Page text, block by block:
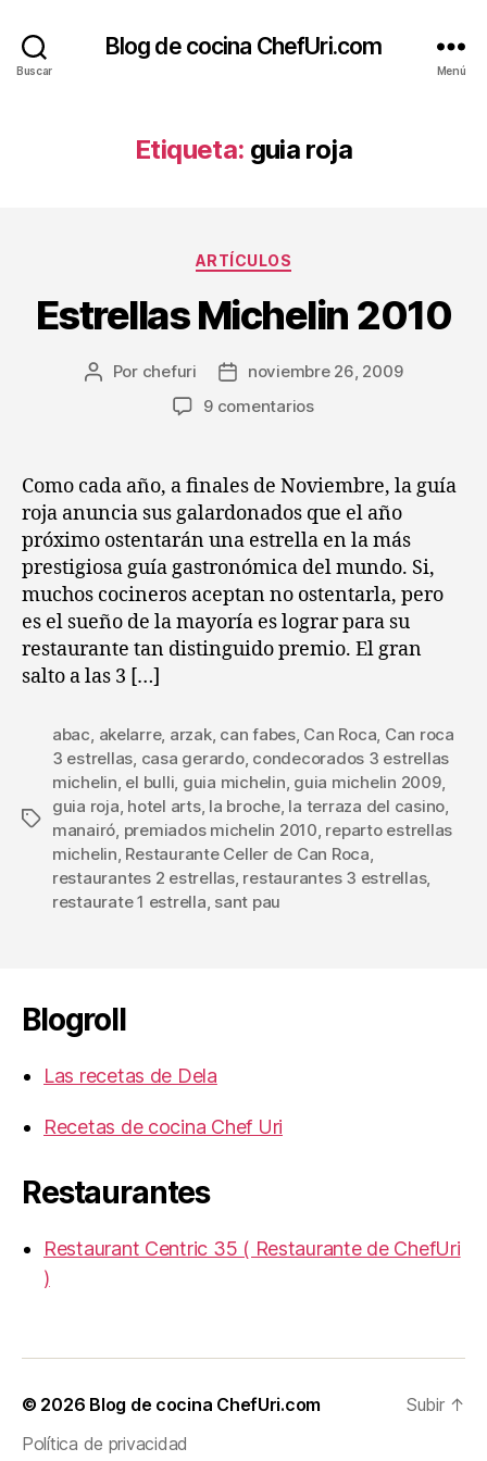
Buscar
Blog de cocina ChefUri.com
Menú
Etiqueta: guia roja
Categorías
ARTÍCULOS
Estrellas Michelin 2010
Autor
Por chefuri
Fechanoviembre 26, 2009
9 comentariosen
2010
Como cada año, a finales de Noviembre, la guía
roja anuncia sus galardonados que el año
próximo ostentarán una estrella en la más
prestigiosa guía gastronómica del mundo. Si,
muchos cocineros aceptan no ostentarla, pero
es el sueño de la mayoría es lograr para su
restaurante tan distinguido premio. El gran
salto a las 3 […]
Etiquetas
abac akelarre, arzak, can fabes, Can Roca Can roca
3 estrellas casa gerardo, condecorados 3 estrellas
michelin el bulli guia michelin guia michelin 2009,
guia roja hotel arts, la broche, la terraza del casino
manairó premiados michelin 2010 reparto estrellas
michelin Restaurante Celler de Can Roca
restaurantes 2 estrellas, restaurantes 3 estrellas,
restaurate 1 estrella sant pau
Blogroll
Las recetas de Dela
Recetas de cocina Chef Uri
Restaurantes
Restaurant Centric 35 ( Restaurante de ChefUri
)
© 2026 Blog de cocina ChefUri.com
Política de privacidad
Subir ↑